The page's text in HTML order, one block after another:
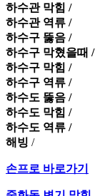
하수관 막힘 /
하수관 역류 /
하수구 뚫음 /
하수구 막혔을때 /
하수구 막힘 /
하수구 역류 /
하수도 뚫음 /
하수도 막힘 /
하수도 역류 /
해빙 /
손프로 바로가기